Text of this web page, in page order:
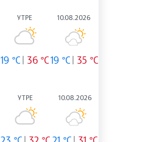
УТРЕ
19 °C 36 °C
10.08.2026
19 °C 35 °C
УТРЕ 10.08.2026